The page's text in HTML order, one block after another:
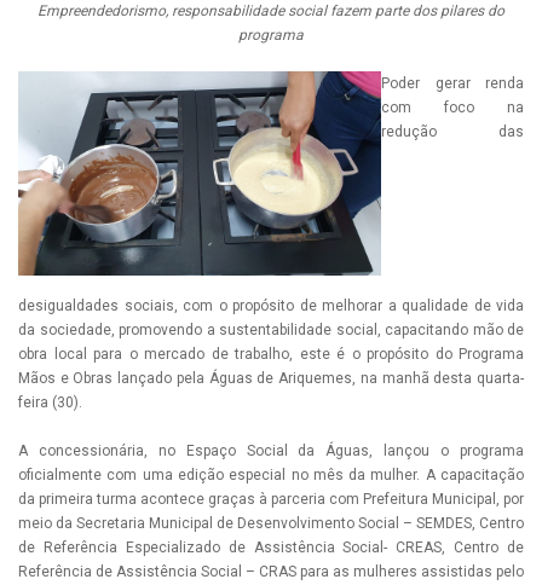
Empreendedorismo, responsabilidade social fazem parte dos pilares do
programa
Poder gerar renda
com foco na
redução das
desigualdades sociais, com o propósito de melhorar a qualidade de vida
da sociedade, promovendo a sustentabilidade social, capacitando mão de
obra local para o mercado de trabalho, este é o propósito do Programa
Mãos e Obras lançado pela Águas de Ariquemes, na manhã desta quarta-
feira (30).
A concessionária, no Espaço Social da Águas, lançou o programa
oficialmente com uma edição especial no mês da mulher. A capacitação
da primeira turma acontece graças à parceria com Prefeitura Municipal, por
meio da Secretaria Municipal de Desenvolvimento Social – SEMDES, Centro
de Referência Especializado de Assistência Social- CREAS, Centro de
Referência de Assistência Social – CRAS para as mulheres assistidas pelo